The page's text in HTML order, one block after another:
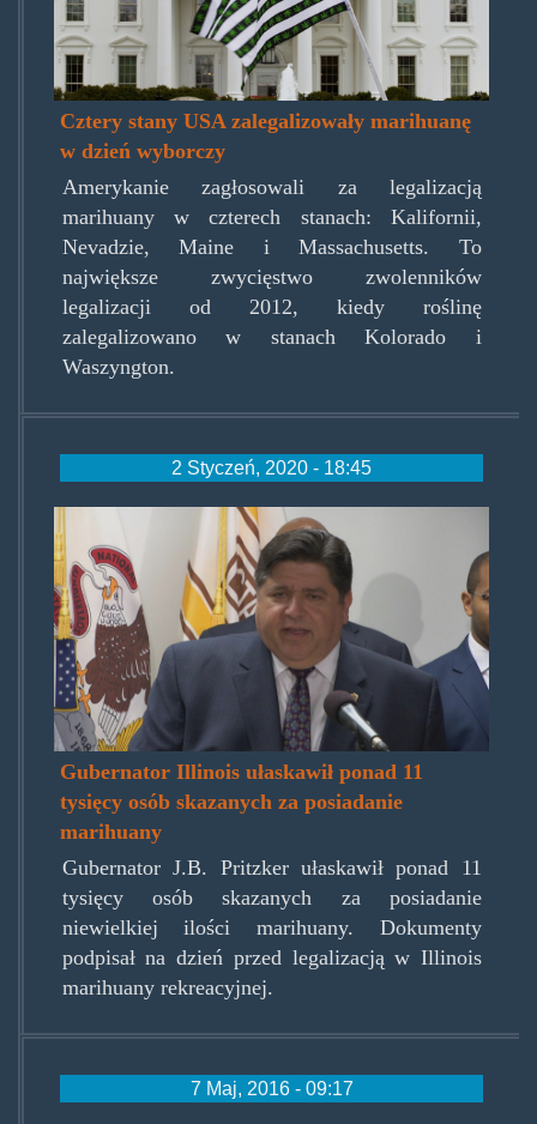
Cztery stany USA zalegalizowały marihuanę
w dzień wyborczy
Amerykanie zagłosowali za legalizacją
marihuany w czterech stanach: Kalifornii,
Nevadzie, Maine i Massachusetts. To
największe zwycięstwo zwolenników
legalizacji od 2012, kiedy roślinę
zalegalizowano w stanach Kolorado i
Waszyngton.
2 Styczeń, 2020 - 18:45
j.b._pritzker.jpg
Gubernator Illinois ułaskawił ponad 11
tysięcy osób skazanych za posiadanie
marihuany
Gubernator J.B. Pritzker ułaskawił ponad 11
tysięcy osób skazanych za posiadanie
niewielkiej ilości marihuany. Dokumenty
podpisał na dzień przed legalizacją w Illinois
marihuany rekreacyjnej.
7 Maj, 2016 - 09:17